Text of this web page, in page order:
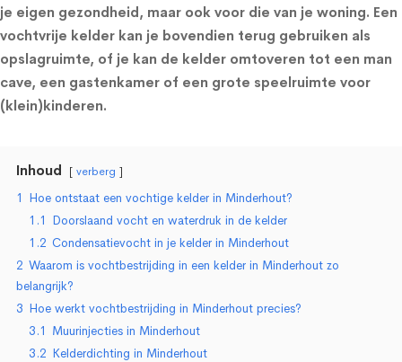
je eigen gezondheid, maar ook voor die van je woning. Een
vochtvrije kelder kan je bovendien terug gebruiken als
opslagruimte, of je kan de kelder omtoveren tot een man
cave, een gastenkamer of een grote speelruimte voor
(klein)kinderen.
Inhoud verberg
1 Hoe ontstaat een vochtige kelder in Minderhout?
1.1 Doorslaand vocht en waterdruk in de kelder
1.2 Condensatievocht in je kelder in Minderhout
2 Waarom is vochtbestrijding in een kelder in Minderhout zo
belangrijk?
3 Hoe werkt vochtbestrijding in Minderhout precies?
3.1 Muurinjecties in Minderhout
3.2 Kelderdichting in Minderhout